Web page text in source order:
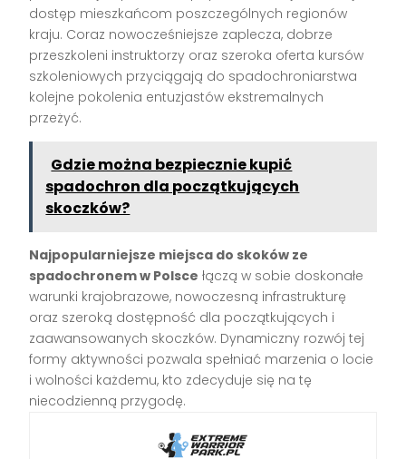
dostęp mieszkańcom poszczególnych regionów
kraju. Coraz nowocześniejsze zaplecza, dobrze
przeszkoleni instruktorzy oraz szeroka oferta kursów
szkoleniowych przyciągają do spadochroniarstwa
kolejne pokolenia entuzjastów ekstremalnych
przeżyć.
Gdzie można bezpiecznie kupić
spadochron dla początkujących
skoczków?
Najpopularniejsze miejsca do skoków ze
spadochronem w Polsce łączą w sobie doskonałe
warunki krajobrazowe, nowoczesną infrastrukturę
oraz szeroką dostępność dla początkujących i
zaawansowanych skoczków. Dynamiczny rozwój tej
formy aktywności pozwala spełniać marzenia o locie
i wolności każdemu, kto zdecyduje się na tę
niecodzienną przygodę.